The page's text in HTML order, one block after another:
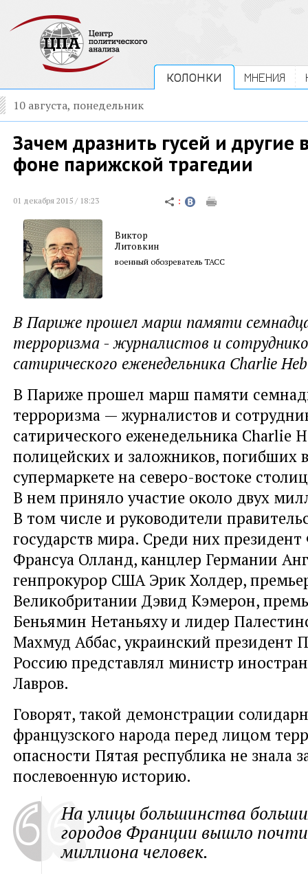
КОЛОНКИ МНЕНИЯ
10 августа, понедельник
Зачем дразнить гусей и другие
фоне парижской трагедии
01 декабря 2015 / 18:23
Виктор
Литовкин
военный обозреватель ТАСС
В Париже прошел марш памяти
терроризма - журналистов и
сатирического еженедельника Charlie
В Париже прошел марш памяти
терроризма — журналистов и
сатирического еженедельника Charlie
полицейских и заложников, погибших
супермаркете на северо-востоке
В нем приняло участие около двух
В том числе и руководители
государств мира. Среди них
Франсуа Олланд, канцлер Германии
генпрокурор США Эрик Холдер,
Великобритании Дэвид Кэмерон,
Беньямин Нетаньяху и лидер
Махмуд Аббас, украинский президент
Россию представлял министр
Лавров.
Говорят, такой демонстрации
французского народа перед лицом
опасности Пятая республика не знала
послевоенную историю.
На улицы большинства
городов Франции вышло
миллиона человек.